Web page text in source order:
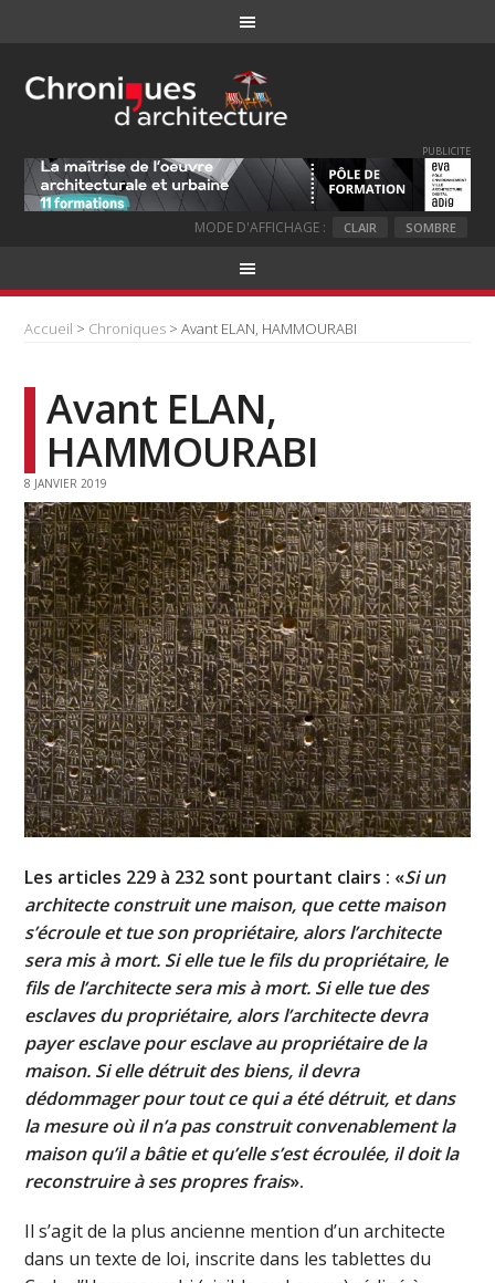
PUBLICITE
MODE D'AFFICHAGE : CLAIR SOMBRE
Accueil > Chroniques > Avant ELAN, HAMMOURABI
Avant ELAN,
HAMMOURABI
8 JANVIER 2019
Les articles 229 à 232 sont pourtant clairs : «Si un
architecte construit une maison, que cette maison
s’écroule et tue son propriétaire, alors l’architecte
sera mis à mort. Si elle tue le fils du propriétaire, le
fils de l’architecte sera mis à mort. Si elle tue des
esclaves du propriétaire, alors l’architecte devra
payer esclave pour esclave au propriétaire de la
maison. Si elle détruit des biens, il devra
dédommager pour tout ce qui a été détruit, et dans
la mesure où il n’a pas construit convenablement la
maison qu’il a bâtie et qu’elle s’est écroulée, il doit la
reconstruire à ses propres frais».
Il s’agit de la plus ancienne mention d’un architecte
dans un texte de loi, inscrite dans les tablettes du